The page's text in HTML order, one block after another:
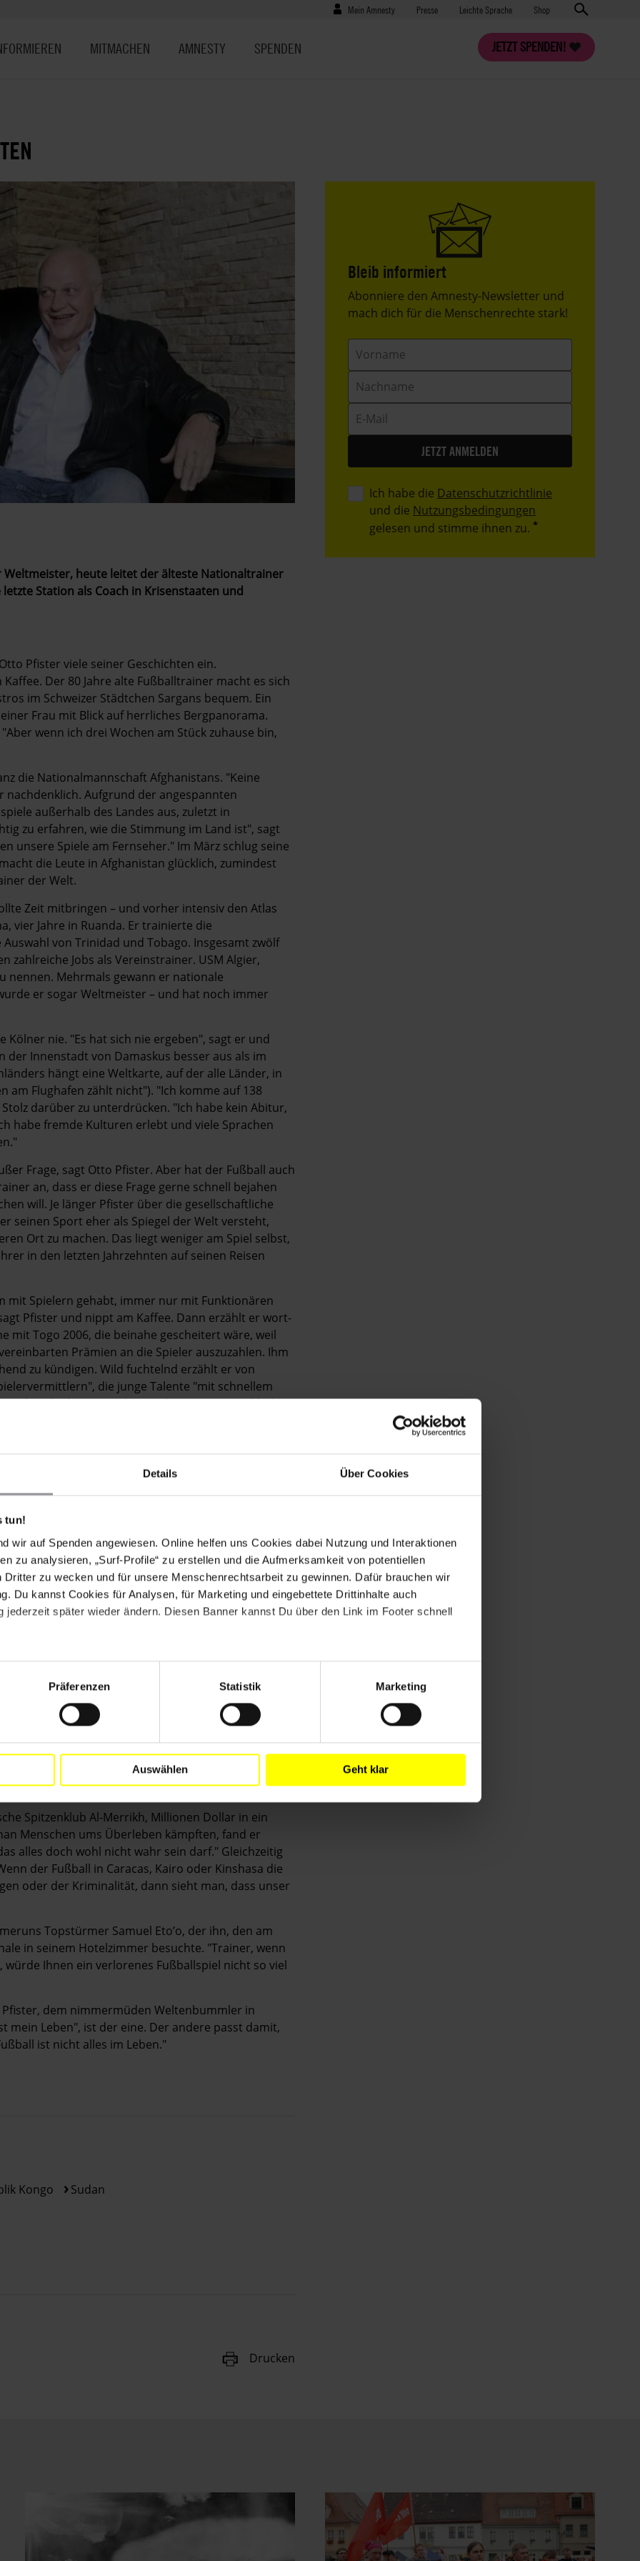
Details Über Cookies
tun!
wir auf Spenden angewiesen. Online helfen uns Cookies dabei Nutzung und Interaktionen
zu analysieren, „Surf-Profile“ zu erstellen und die Aufmerksamkeit von potentiellen
Dritter zu wecken und für unsere Menschenrechtsarbeit zu gewinnen. Dafür brauchen wir
Du kannst Cookies für Analysen, für Marketing und eingebettete Drittinhalte auch
jederzeit später wieder ändern. Diesen Banner kannst Du über den Link im Footer schnell
Präferenzen Statistik Marketing
Auswählen Geht klar
Benutzermenü
Mein Amnesty Presse
Presse Leichte Sprache Shop
JETZT SPENDEN!
MITMACHEN AMNESTY SPENDEN
heute leitet der älteste Nationaltrainer
Station als Coach in Krisenstaaten und
Pfister viele seiner Geschichten ein.
Der 80 Jahre alte Fußballtrainer macht es sich
im Schweizer Städtchen Sargans bequem. Ein
Frau mit Blick auf herrliches Bergpanorama.
wenn ich drei Wochen am Stück zuhause bin,
die Nationalmannschaft Afghanistans. "Keine
nachdenklich. Aufgrund der angespannten
außerhalb des Landes aus, zuletzt in
zu erfahren, wie die Stimmung im Land ist", sagt
unsere Spiele am Fernseher." Im März schlug seine
die Leute in Afghanistan glücklich, zumindest
der Welt.
Zeit mitbringen – und vorher intensiv den Atlas
vier Jahre in Ruanda. Er trainierte die
von Trinidad und Tobago. Insgesamt zwölf
zahlreiche Jobs als Vereinstrainer. USM Algier,
nennen. Mehrmals gewann er nationale
er sogar Weltmeister – und hat noch immer
nie. "Es hat sich nie ergeben", sagt er und
Innenstadt von Damaskus besser aus als im
hängt eine Weltkarte, auf der alle Länder, in
am Flughafen zählt nicht"). "Ich komme auf 138
darüber zu unterdrücken. "Ich habe kein Abitur,
habe fremde Kulturen erlebt und viele Sprachen
Frage, sagt Otto Pfister. Aber hat der Fußball auch
an, dass er diese Frage gerne schnell bejahen
will. Je länger Pfister über die gesellschaftliche
seinen Sport eher als Spiegel der Welt versteht,
Ort zu machen. Das liegt weniger am Spiel selbst,
in den letzten Jahrzehnten auf seinen Reisen
mit Spielern gehabt, immer nur mit Funktionären
Pfister und nippt am Kaffee. Dann erzählt er wort-
mit Togo 2006, die beinahe gescheitert wäre, weil
Prämien an die Spieler auszuzahlen. Ihm
zu kündigen. Wild fuchtelnd erzählt er von
die junge Talente "mit schnellem
beschädige Menschen und Karrieren "nachhaltig".
mit Sportministern, Staatspräsidenten und
Druck aufbauen – in Ländern, in denen nicht
getreten werden.
erinnert sich Pfister, Ende der 1980er Jahre
Kongo. Die spontane Ein­ladung des
zu verstehen: "Trainer, der Präsident möchte
den Afrika-Cup 1988, habe ihm der angetrunkene
haben wir die Qualifikation geschafft", seufzt
vor einer Wutreaktion des Folterregimes gehabt,
Seko dann noch einmal nachts rufen lassen. Mit
nach Marrakesch, zurück in Mobutus
Inhalt: 80.000 Dollar in bar, die der Trainer als
verteilen sollte. "Unglaublich, aber wahr", sagt
Pfister keine Illusionen. "Ohne Kohle geht nichts,
wie Katar, in dem rechtlose Arbeiter unter
2022 austragen darf, will er nicht
betrifft, möchte er sich eigentlich einen
hin- und hergerissen.
Spitzenklub Al-Merrikh, Millionen Dollar in ein
Menschen ums Überleben kämpften, fand er
alles doch wohl nicht wahr sein darf." Gleichzeitig
der Fußball in Caracas, Kairo oder Kinshasa die
oder der Kriminalität, dann sieht man, dass unser
Topstürmer Samuel Eto’o, der ihn, den am
in seinem Hotelzimmer besuchte. "Trainer, wenn
Ihnen ein verlorenes Fußballspiel nicht so viel
dem nimmermüden Weltenbummler in
mein Leben", ist der eine. Der andere passt damit,
ist nicht alles im Leben."
Kongo Sudan
Drucken
Bleib informiert
Header
Text
Abonniere den Amnesty-Newsletter und
mach dich für die Menschenrechte stark!
Vorname
Nachname
E-
Mail
Ich habe die Datenschutzrichtlinie
und die Nutzungsbedingungen
gelesen und stimme ihnen zu.